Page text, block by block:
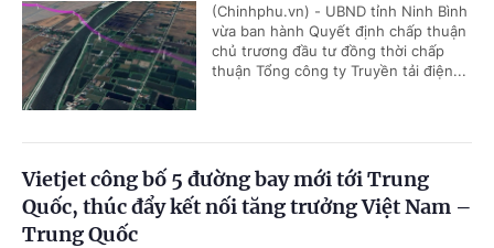
(Chinhphu.vn) - UBND tỉnh Ninh Bình
vừa ban hành Quyết định chấp thuận
chủ trương đầu tư đồng thời chấp
thuận Tổng công ty Truyền tải điện...
Vietjet công bố 5 đường bay mới tới Trung
Quốc, thúc đẩy kết nối tăng trưởng Việt Nam –
Trung Quốc